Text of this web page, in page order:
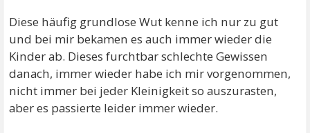
Diese häufig grundlose Wut kenne ich nur zu gut
und bei mir bekamen es auch immer wieder die
Kinder ab. Dieses furchtbar schlechte Gewissen
danach, immer wieder habe ich mir vorgenommen,
nicht immer bei jeder Kleinigkeit so auszurasten,
aber es passierte leider immer wieder.